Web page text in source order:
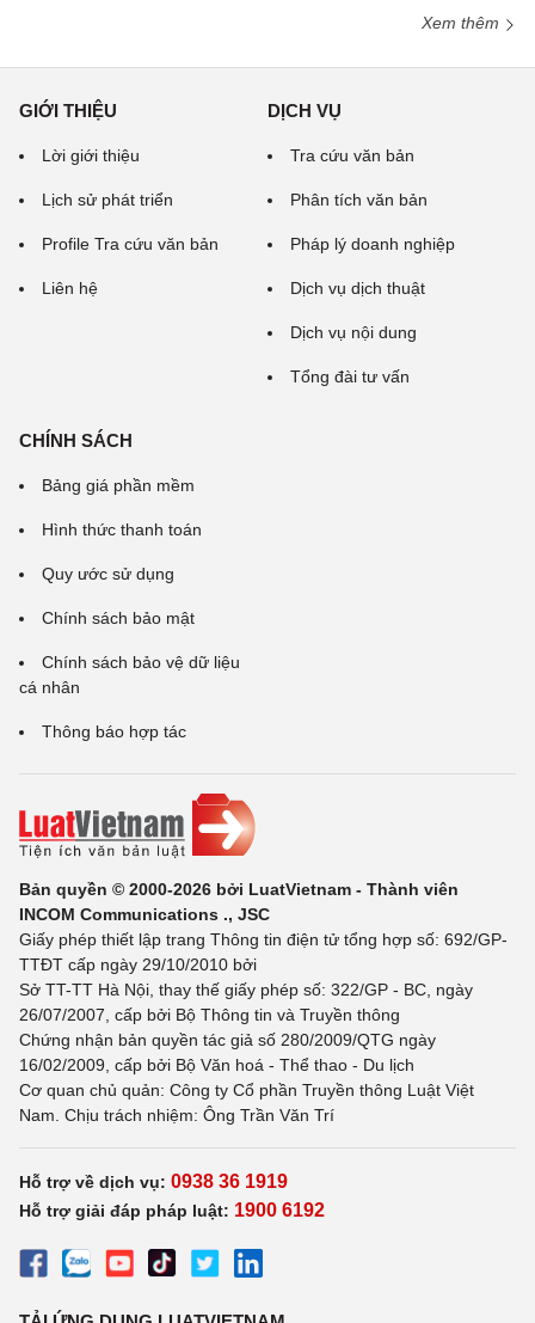
Xem thêm
GIỚI THIỆU
Lời giới thiệu
Lịch sử phát triển
Profile Tra cứu văn bản
Liên hệ
DỊCH VỤ
Tra cứu văn bản
Phân tích văn bản
Pháp lý doanh nghiệp
Dịch vụ dịch thuật
Dịch vụ nội dung
Tổng đài tư vấn
CHÍNH SÁCH
Bảng giá phần mềm
Hình thức thanh toán
Quy ước sử dụng
Chính sách bảo mật
Chính sách bảo vệ dữ liệu
cá nhân
Thông báo hợp tác
Bản quyền © 2000-2026 bởi LuatVietnam - Thành viên
INCOM Communications ., JSC
Giấy phép thiết lập trang Thông tin điện tử tổng hợp số: 692/GP-
TTĐT cấp ngày 29/10/2010 bởi
Sở TT-TT Hà Nội, thay thế giấy phép số: 322/GP - BC, ngày
26/07/2007, cấp bởi Bộ Thông tin và Truyền thông
Chứng nhận bản quyền tác giả số 280/2009/QTG ngày
16/02/2009, cấp bởi Bộ Văn hoá - Thể thao - Du lịch
Cơ quan chủ quản: Công ty Cổ phần Truyền thông Luật Việt
Nam. Chịu trách nhiệm: Ông Trần Văn Trí
Hỗ trợ về dịch vụ: 0938 36 1919
Hỗ trợ giải đáp pháp luật: 1900 6192